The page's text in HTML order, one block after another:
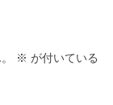
※ が付いている